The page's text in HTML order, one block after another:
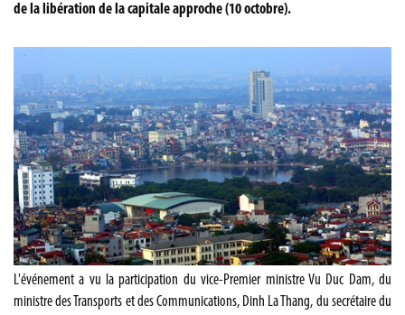
de la libération de la capitale approche (10 octobre).
L'événement a vu la participation du vice-Premier ministre Vu Duc Dam, du
ministre des Transports et des Communications, Dinh La Thang, du secrétaire du